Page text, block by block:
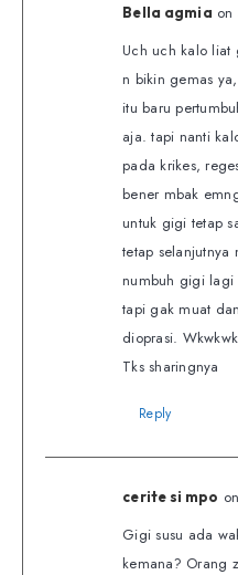
Bella agmia on
Uch uch kalo liat
n bikin gemas
itu baru
aja. tapi nanti
pada krikes,
bener mbak
untuk gigi tetap
tetap selanjutnya
numbuh gigi lagi
tapi gak muat
dioprasi.
Tks sharingnya
Reply
cerite si mpo
Gigi susu ada
kemana? Orang